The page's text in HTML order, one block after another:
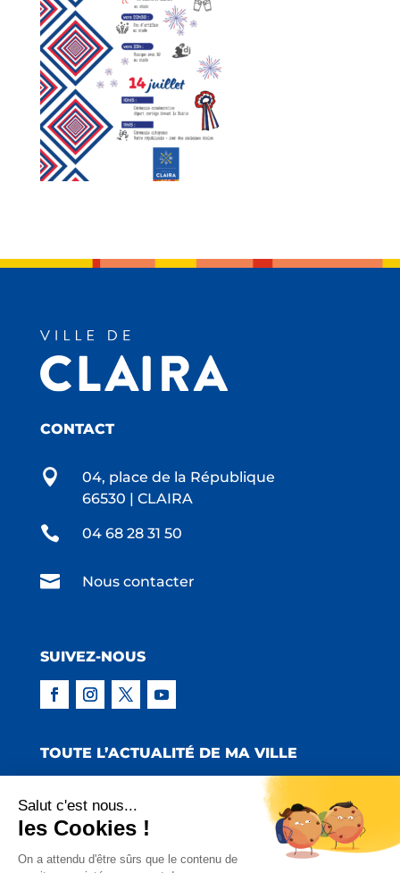
CONTACT

04, place de la République
66530 | CLAIRA
 04 68 28 31 50
 Nous contacter
SUIVEZ-NOUS
TOUTE L’ACTUALITÉ DE MA VILLE
Copyright © 2022 Mairie de Claira | Réalisation
Salut c'est nous...
les Cookies !
On a attendu d'être sûrs que le contenu de